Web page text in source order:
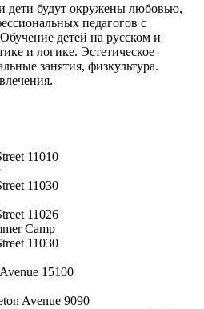
дети будут окружены любовью,
педагогов с
детей на русском и
и логике. Эстетическое
занятия, физкультура.
11010
11030
11026
Camp
11030
15100
Avenue 9090